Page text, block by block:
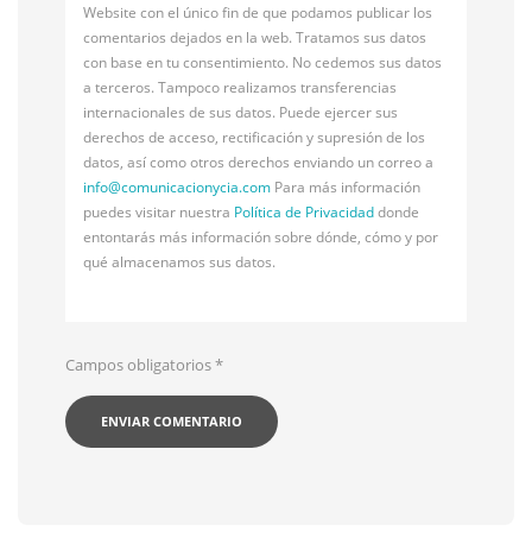
Website con el único fin de que podamos publicar los
comentarios dejados en la web. Tratamos sus datos
con base en tu consentimiento. No cedemos sus datos
a terceros. Tampoco realizamos transferencias
internacionales de sus datos. Puede ejercer sus
derechos de acceso, rectificación y supresión de los
datos, así como otros derechos enviando un correo a
info@comunicacionycia.com Para más información
puedes visitar nuestra Política de Privacidaddonde
entontarás más información sobre dónde, cómo y por
qué almacenamos sus datos.
Campos obligatorios*